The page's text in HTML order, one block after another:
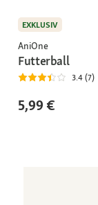
EXKLUSIV
AniOne
Futterball
3.4 (7)
5,99 €